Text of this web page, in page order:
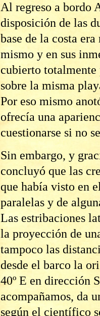
Al regreso a bordo
disposición de las
base de la costa
mismo y en sus
cubierto totalmente
sobre la misma
Por eso mismo
ofrecía una
cuestionarse si no
Sin embargo, y
concluyó que las
que había visto en
paralelas y de
Las estribaciones
la proyección de
tampoco las
desde el barco la
40º E en dirección
acompañamos, da
según el científico